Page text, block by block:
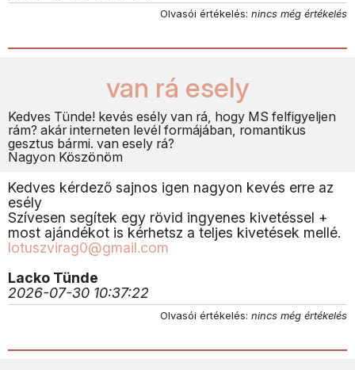
Olvasói értékelés: nincs még értékelés
van rá esely
Kedves Tünde! kevés esély van rá, hogy MS felfigyeljen
rám? akár interneten levél formájában, romantikus
gesztus bármi. van esely rá?
Nagyon Köszönöm
Kedves kérdező sajnos igen nagyon kevés erre az
esély
Szívesen segítek egy rövid ingyenes kivetéssel +
most ajándékot is kérhetsz a teljes kivetések mellé.
lotuszvirag0@gmail.com
Lacko Tünde
2026-07-30 10:37:22
Olvasói értékelés: nincs még értékelés